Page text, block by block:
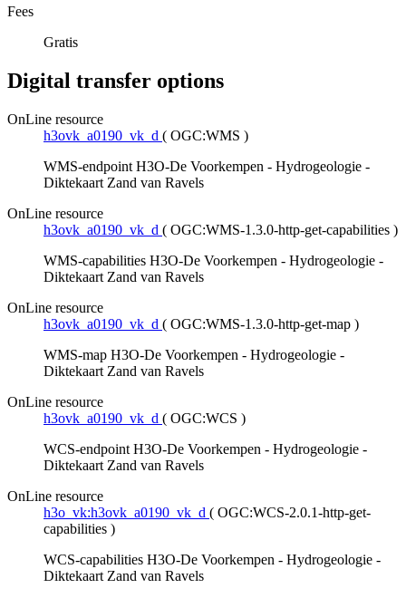
Fees
Gratis
Digital transfer options
OnLine resource
h3ovk_a0190_vk_d ( OGC:WMS )
WMS-endpoint H3O-De Voorkempen - Hydrogeologie -
Diktekaart Zand van Ravels
OnLine resource
h3ovk_a0190_vk_d ( OGC:WMS-1.3.0-http-get-capabilities )
WMS-capabilities H3O-De Voorkempen - Hydrogeologie -
Diktekaart Zand van Ravels
OnLine resource
h3ovk_a0190_vk_d ( OGC:WMS-1.3.0-http-get-map )
WMS-map H3O-De Voorkempen - Hydrogeologie -
Diktekaart Zand van Ravels
OnLine resource
h3ovk_a0190_vk_d ( OGC:WCS )
WCS-endpoint H3O-De Voorkempen - Hydrogeologie -
Diktekaart Zand van Ravels
OnLine resource
h3o_vk:h3ovk_a0190_vk_d ( OGC:WCS-2.0.1-http-get-
capabilities )
WCS-capabilities H3O-De Voorkempen - Hydrogeologie -
Diktekaart Zand van Ravels